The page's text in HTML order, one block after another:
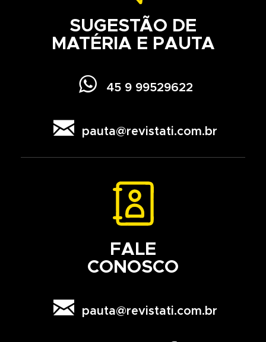
SUGESTÃO DE
MATÉRIA E PAUTA
 45 9 99529622
 pauta@revistati.com.br
FALE
CONOSCO
 pauta@revistati.com.br